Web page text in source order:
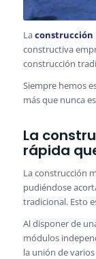
Laconstrucción
constructiva
construcción
Siempre hemos
más que nunca
La
rápida
La construcción
pudiéndose
tradicional. Esto
Al disponer de
módulos
la unión de